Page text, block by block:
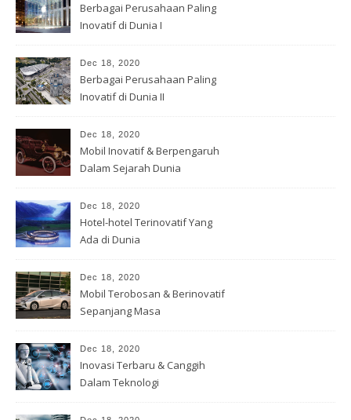
Berbagai Perusahaan Paling
Inovatif di Dunia I
Dec 18, 2020
Berbagai Perusahaan Paling
Inovatif di Dunia II
Dec 18, 2020
Mobil Inovatif & Berpengaruh
Dalam Sejarah Dunia
Dec 18, 2020
Hotel-hotel Terinovatif Yang
Ada di Dunia
Dec 18, 2020
Mobil Terobosan & Berinovatif
Sepanjang Masa
Dec 18, 2020
Inovasi Terbaru & Canggih
Dalam Teknologi